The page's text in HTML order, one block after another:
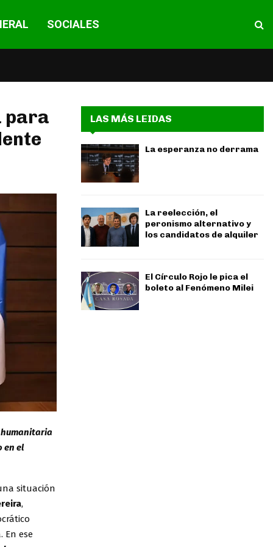
SOCIALES
para
humanitaria
en el
situación
,
En ese
LAS MÁS LEIDAS
La esperanza no derrama
La reelección, el
peronismo alternativo y
los candidatos de alquiler
El Círculo Rojo le pica el
boleto al Fenómeno Milei